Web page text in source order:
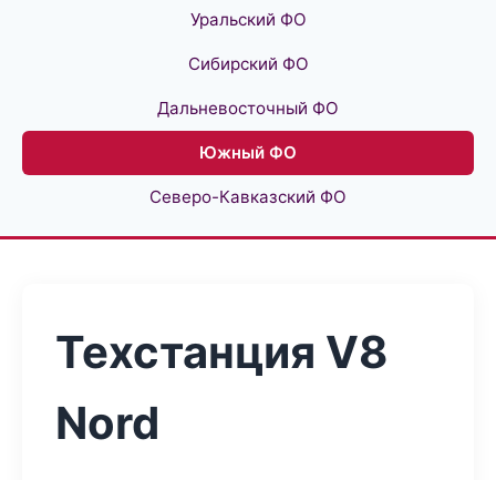
Уральский ФО
Сибирский ФО
Дальневосточный ФО
Южный ФО
Северо-Кавказский ФО
Техстанция V8
Nord